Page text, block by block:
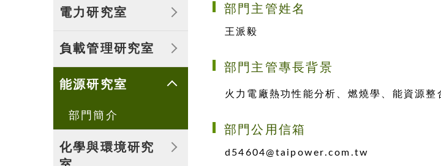
部門簡介
電力研究室
部門簡介
負載管理研究室
部門簡介
能源研究室
部門簡介
化學與環境研究
部門主管姓名
王派毅
部門主管專長背景
火力電廠熱功性能分析、燃燒學、能資源整
部門公用信箱
d54604@taipower.com.tw